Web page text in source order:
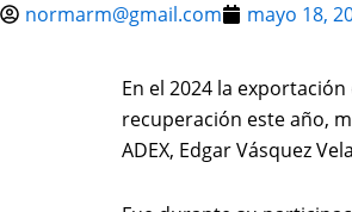
normarm@gmail.com
mayo 18,
En el 2024 la
recuperación este año,
ADEX, Edgar Vásquez